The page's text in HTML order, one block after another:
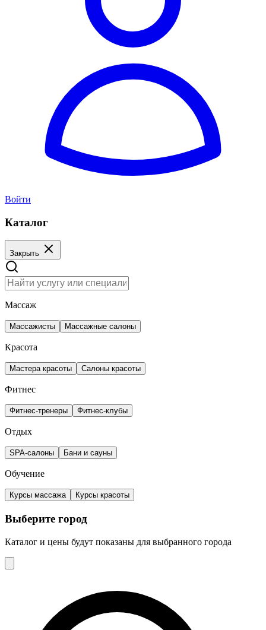
Войти
Каталог
Закрыть
Массаж
Массажисты Массажные салоны
Красота
Мастера красоты Салоны красоты
Фитнес
Фитнес-тренеры Фитнес-клубы
Отдых
SPA-салоны Бани и сауны
Обучение
Курсы массажа Курсы красоты
Выберите город
Каталог и цены будут показаны для выбранного города